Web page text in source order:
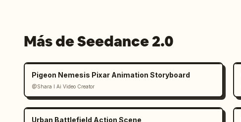
Más de Seedance 2.0
Pigeon Nemesis Pixar Animation Storyboard
@Shara I Ai Video Creator
Urban Battlefield Action Scene